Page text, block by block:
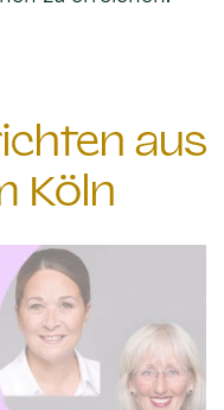
aus
Köln